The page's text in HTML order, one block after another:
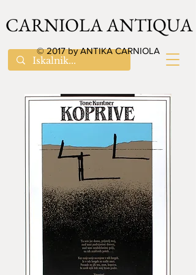
CARNIOLA ANTIQUA
© 2017 by ANTIKA CARNIOLA